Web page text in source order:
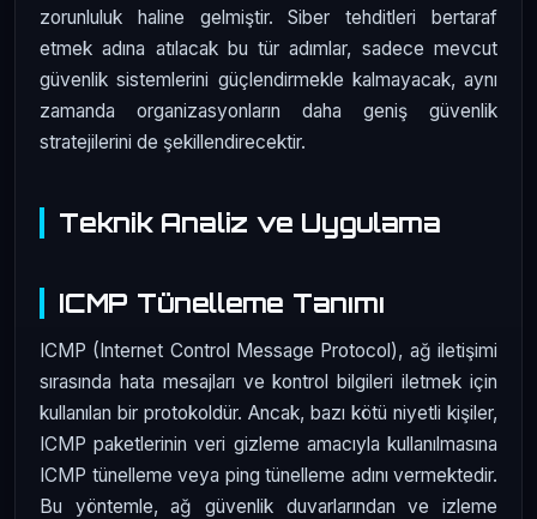
zorunluluk haline gelmiştir. Siber tehditleri bertaraf
etmek adına atılacak bu tür adımlar, sadece mevcut
güvenlik sistemlerini güçlendirmekle kalmayacak, aynı
zamanda organizasyonların daha geniş güvenlik
stratejilerini de şekillendirecektir.
Teknik Analiz ve Uygulama
ICMP Tünelleme Tanımı
ICMP (Internet Control Message Protocol), ağ iletişimi
sırasında hata mesajları ve kontrol bilgileri iletmek için
kullanılan bir protokoldür. Ancak, bazı kötü niyetli kişiler,
ICMP paketlerinin veri gizleme amacıyla kullanılmasına
ICMP tünelleme veya ping tünelleme adını vermektedir.
Bu yöntemle, ağ güvenlik duvarlarından ve izleme